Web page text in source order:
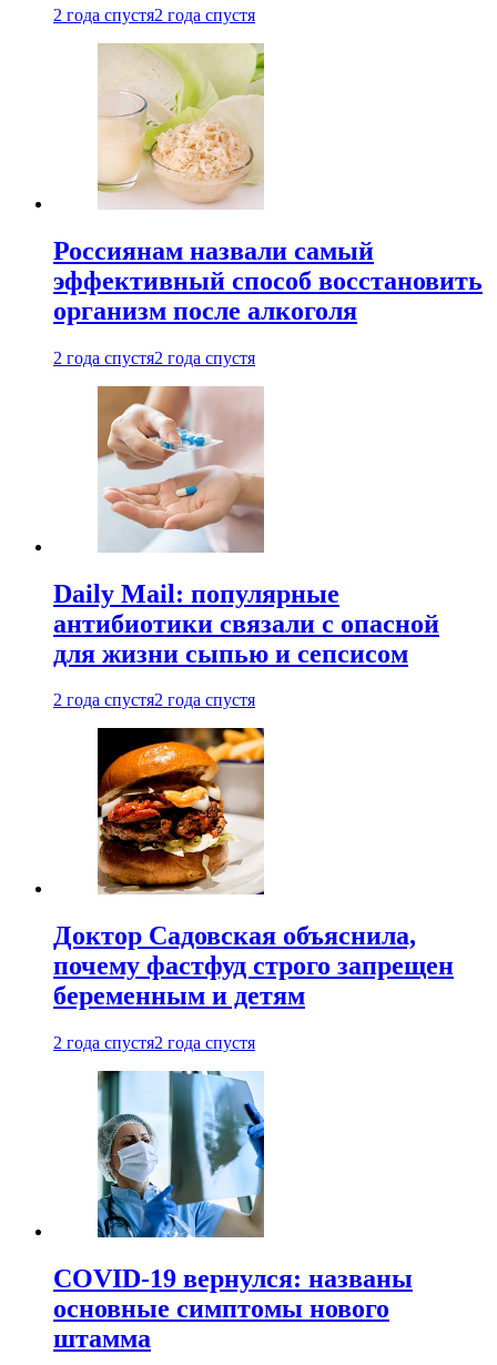
2 года спустя2 года спустя
Россиянам назвали самый
эффективный способ восстановить
организм после алкоголя
2 года спустя2 года спустя
Daily Mail: популярные
антибиотики связали с опасной
для жизни сыпью и сепсисом
2 года спустя2 года спустя
Доктор Садовская объяснила,
почему фастфуд строго запрещен
беременным и детям
2 года спустя2 года спустя
COVID-19 вернулся: названы
основные симптомы нового
штамма